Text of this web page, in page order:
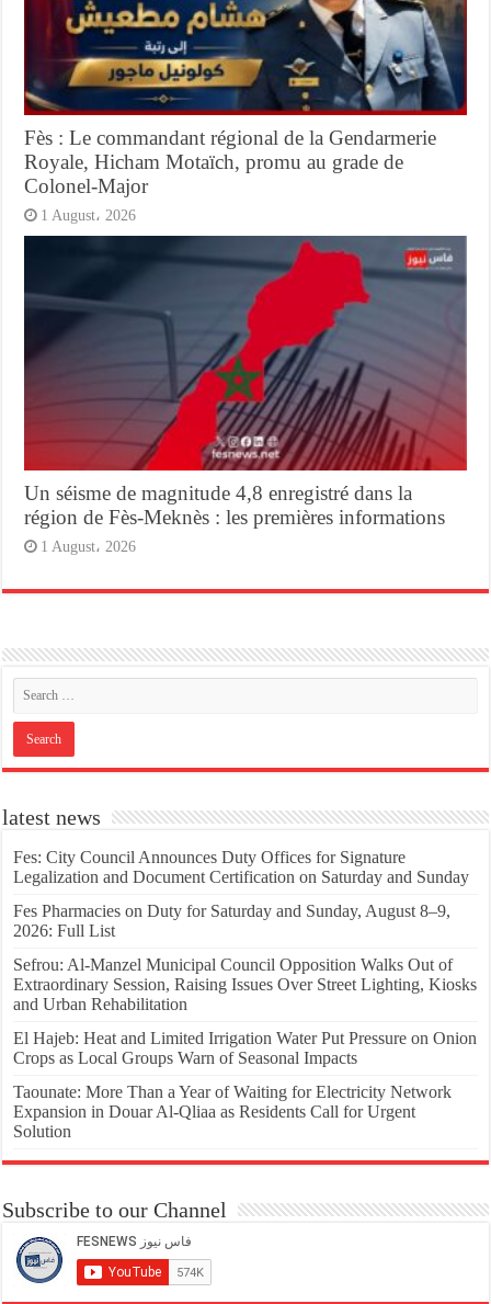
Fès : Le commandant régional de la Gendarmerie
Royale, Hicham Motaïch, promu au grade de
Colonel-Major
1 August، 2026
Un séisme de magnitude 4,8 enregistré dans la
région de Fès-Meknès : les premières informations
1 August، 2026
latest news
Fes: City Council Announces Duty Offices for Signature
Legalization and Document Certification on Saturday and Sunday
Fes Pharmacies on Duty for Saturday and Sunday, August 8–9,
2026: Full List
Sefrou: Al-Manzel Municipal Council Opposition Walks Out of
Extraordinary Session, Raising Issues Over Street Lighting, Kiosks
and Urban Rehabilitation
El Hajeb: Heat and Limited Irrigation Water Put Pressure on Onion
Crops as Local Groups Warn of Seasonal Impacts
Taounate: More Than a Year of Waiting for Electricity Network
Expansion in Douar Al-Qliaa as Residents Call for Urgent
Solution
Subscribe to our Channel